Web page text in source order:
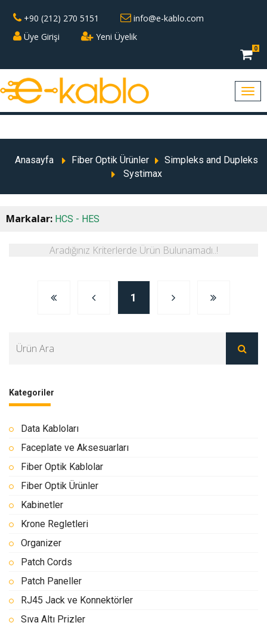
+90 (212) 270 5151
info@e-kablo.com
Üye Girişi
Yeni Üyelik
0
Anasayfa Fiber Optik Ürünler
Simpleks and Dupleks
Systimax
Markalar: HCS - HES
Aradığınız Kriterlerde Ürün Bulunamadı..!
1
Kategoriler
Data Kabloları
Faceplate ve Aksesuarları
Fiber Optik Kablolar
Fiber Optik Ürünler
Kabinetler
Krone Regletleri
Organizer
Patch Cords
Patch Paneller
RJ45 Jack ve Konnektörler
Sıva Altı Prizler